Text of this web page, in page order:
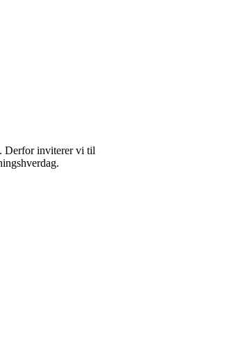
Derfor inviterer vi til